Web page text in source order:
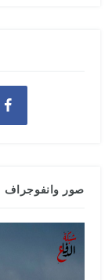
صور وانفوجراف